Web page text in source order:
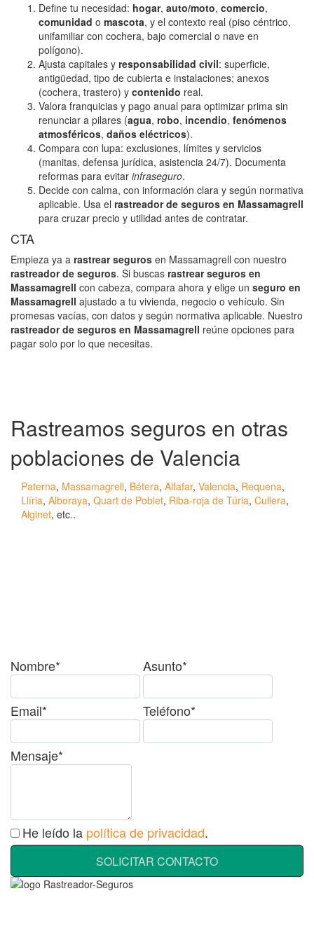
Define tu necesidad: hogar, auto/moto, comercio,
comunidad o mascota, y el contexto real (piso céntrico,
unifamiliar con cochera, bajo comercial o nave en
polígono).
Ajusta capitales y responsabilidad civil: superficie,
antigüedad, tipo de cubierta e instalaciones; anexos
(cochera, trastero) y contenido real.
Valora franquicias y pago anual para optimizar prima sin
renunciar a pilares (agua, robo, incendio, fenómenos
atmosféricos, daños eléctricos).
Compara con lupa: exclusiones, límites y servicios
(manitas, defensa jurídica, asistencia 24/7). Documenta
reformas para evitar infraseguro.
Decide con calma, con información clara y según normativa
aplicable. Usa el rastreador de seguros en Massamagrell
para cruzar precio y utilidad antes de contratar.
CTA
Empieza ya a rastrear seguros en Massamagrell con nuestro
rastreador de seguros. Si buscas rastrear seguros en
Massamagrell con cabeza, compara ahora y elige un seguro en
Massamagrell ajustado a tu vivienda, negocio o vehículo. Sin
promesas vacías, con datos y según normativa aplicable. Nuestro
rastreador de seguros en Massamagrell reúne opciones para
pagar solo por lo que necesitas.
Rastreamos seguros en otras
poblaciones de Valencia
Paterna, Massamagrell, Bétera, Alfafar, Valencia, Requena,
Llíria, Alboraya, Quart de Poblet, Riba-roja de Túria, Cullera,
Alginet, etc..
Nombre* Asunto*
Email* Teléfono*
Mensaje*
He leído la política de privacidad.
SOLICITAR CONTACTO